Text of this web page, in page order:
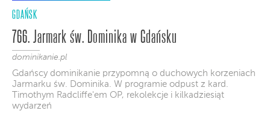
GDAŃSK
766. Jarmark św. Dominika w Gdańsku
dominikanie.pl
Gdańscy dominikanie przypomną o duchowych korzeniach
Jarmarku św. Dominika. W programie odpust z kard.
Timothym Radcliffe'em OP, rekolekcje i kilkadziesiąt
wydarzeń